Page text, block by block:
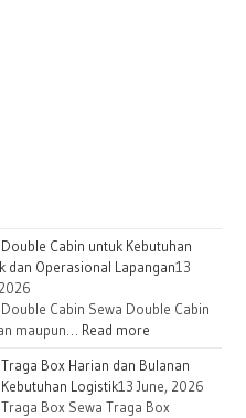
Cabin untuk Kebutuhan
dan Operasional Lapangan13
Cabin Sewa Double Cabin
maupun… Read more
Box Harian dan Bulanan
Logistik13 June, 2026
Box Sewa Traga Box